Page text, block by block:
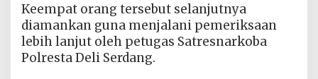
Keempat orang tersebut selanjutnya
diamankan guna menjalani pemeriksaan
lebih lanjut oleh petugas Satresnarkoba
Polresta Deli Serdang.